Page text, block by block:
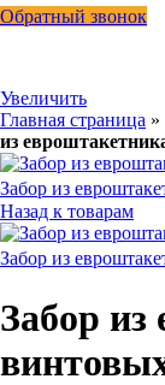
Обратный звонок
Увеличить
Главная страница »
из
Забор из
Назад к товарам
Забор из
Забор из